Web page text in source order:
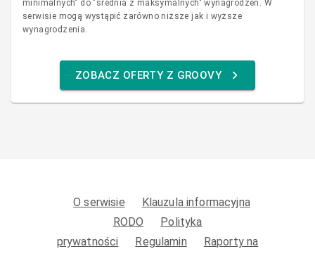
minimalnych" do "średnia z maksymalnych" wynagrodzeń. W
serwisie mogą wystąpić zarówno niższe jak i wyższe
wynagrodzenia.
ZOBACZ OFERTY Z GROOVY
O serwisie
Klauzula informacyjna
RODO
Polityka
prywatności
Regulamin
Raporty na